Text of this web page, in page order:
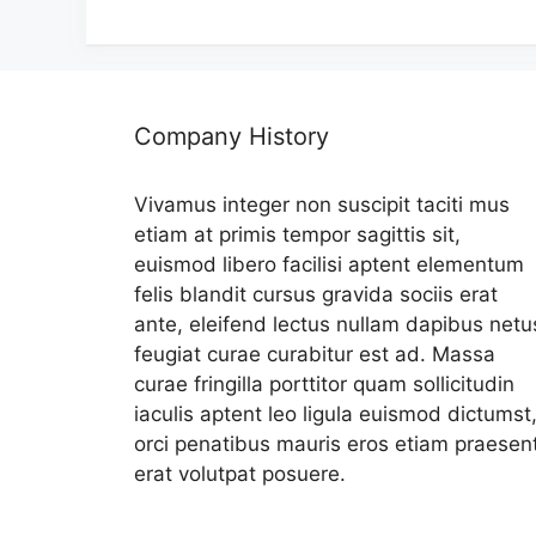
Company History
Vivamus integer non suscipit taciti mus
etiam at primis tempor sagittis sit,
euismod libero facilisi aptent elementum
felis blandit cursus gravida sociis erat
ante, eleifend lectus nullam dapibus
feugiat curae curabitur est ad. Massa
curae fringilla porttitor quam sollicitudin
iaculis aptent leo ligula euismod dictumst,
orci penatibus mauris eros etiam
erat volutpat posuere.